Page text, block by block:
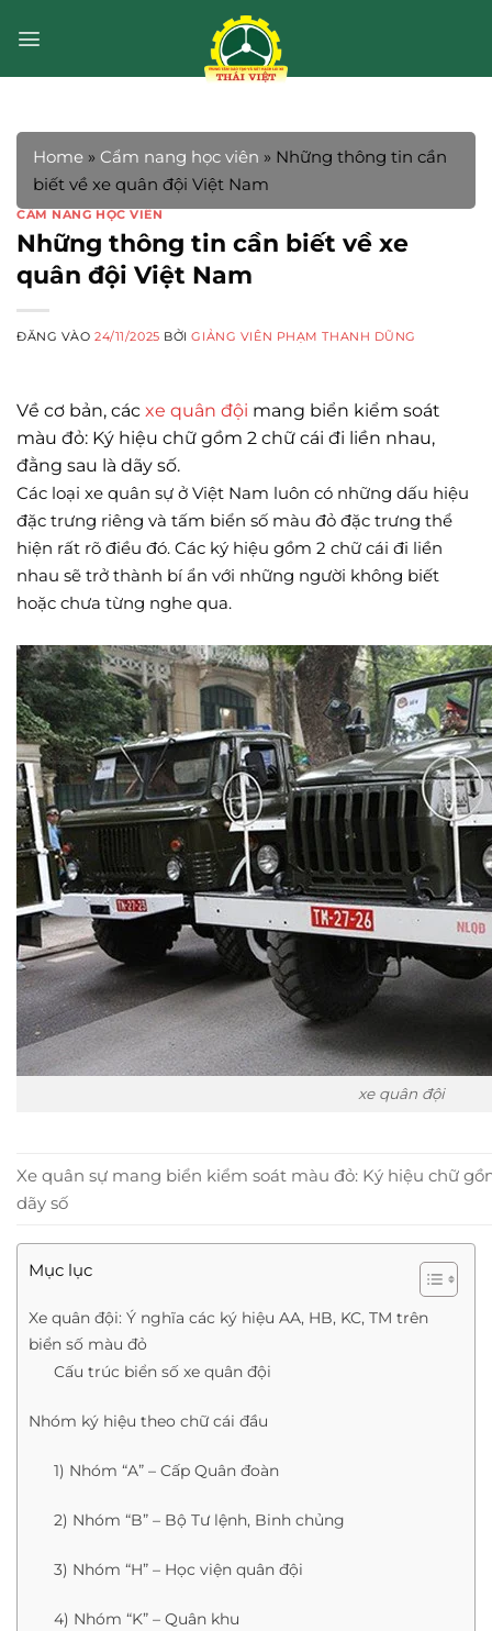
qua
Home » Cẩm nang học viên » Những thông tin cần
biết về xe quân đội Việt Nam
CẨM NANG HỌC VIÊN
Những thông tin cần biết về xe
quân đội Việt Nam
ĐĂNG VÀO24/11/2025 BỞIGIẢNG VIÊN PHẠM THANH DŨNG
Về cơ bản, các xe quân đội mang biển kiểm soát
màu đỏ: Ký hiệu chữ gồm 2 chữ cái đi liền nhau,
đằng sau là dãy số.
Các loại xe quân sự ở Việt Nam luôn có những dấu hiệu
đặc trưng riêng và tấm biển số màu đỏ đặc trưng thể
hiện rất rõ điều đó. Các ký hiệu gồm 2 chữ cái đi liền
nhau sẽ trở thành bí ẩn với những người không biết
hoặc chưa từng nghe qua.
xe quân đội
Xe quân sự mang biển kiểm soát màu đỏ: Ký hiệu chữ
dãy số
Mục lục
Xe quân đội: Ý nghĩa các ký hiệu AA, HB, KC, TM trên
biển số màu đỏ
Cấu trúc biển số xe quân đội
Nhóm ký hiệu theo chữ cái đầu
1) Nhóm “A” – Cấp Quân đoàn
2) Nhóm “B” – Bộ Tư lệnh, Binh chủng
3) Nhóm “H” – Học viện quân đội
4) Nhóm “K” – Quân khu